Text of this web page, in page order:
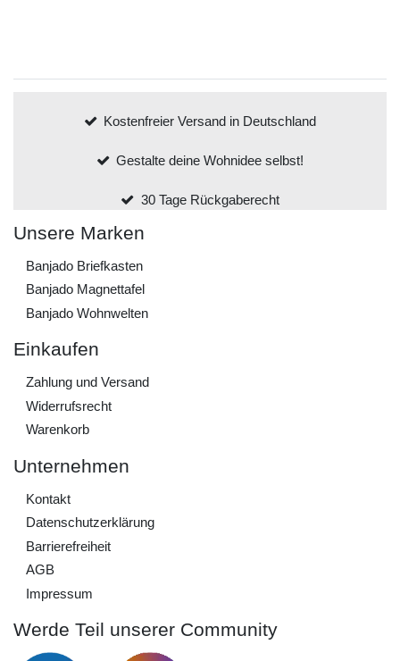
Kostenfreier Versand in Deutschland
Gestalte deine Wohnidee selbst!
30 Tage Rückgaberecht
Unsere Marken
Banjado Briefkasten
Banjado Magnettafel
Banjado Wohnwelten
Einkaufen
Zahlung und Versand
Widerrufs­recht
Warenkorb
Unternehmen
Kontakt
Daten­schutz­erklärung
Barrierefreiheit
AGB
Impressum
Werde Teil unserer Community